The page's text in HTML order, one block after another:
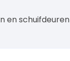
en schuifdeuren